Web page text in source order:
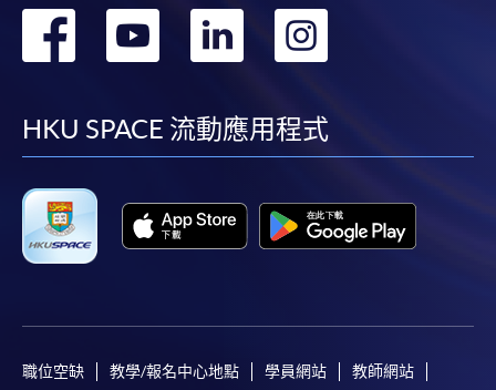
​學院為學歷頒授課程特設「註冊及學費通知」，適
用於一般學歷頒授課程。
(「通知」)，請填妥有關「通知」，並親往報名中
有關繳費詳情，請參閱付款方法。如對報名程序有任
何疑問，請詳閱個別課程資料，或聯絡有關課程負責
人或報名中心。
選用網上報名服務必須在已接駁互聯網及支援
轉
facebook
轉
youtube
轉
linkedin
HKU SPACE 流動應用程式
職位空缺 教學/報名中心地點 學員網站 教師網站